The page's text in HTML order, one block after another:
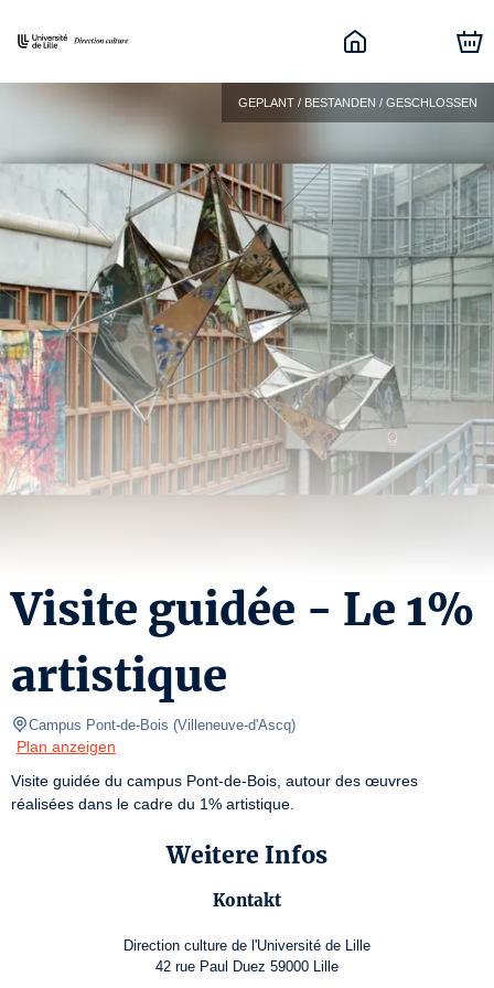
GEPLANT / BESTANDEN / GESCHLOSSEN
Visite guidée - Le 1%
artistique
Campus Pont-de-Bois (Villeneuve-d'Ascq)
Plan anzeigen
Visite guidée du campus Pont-de-Bois, autour des œuvres
réalisées dans le cadre du 1% artistique.
Weitere Infos
Kontakt
Direction culture de l'Université de Lille
42 rue Paul Duez 59000 Lille